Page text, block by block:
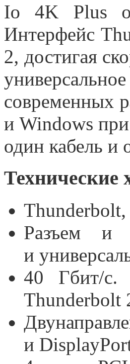
Io 4K Plus
Интерфейс
2, достигая
современных
и Windows при
один кабель и
Технические
Разъем и
и
40 Гбит/с.
Thunderbolt
и